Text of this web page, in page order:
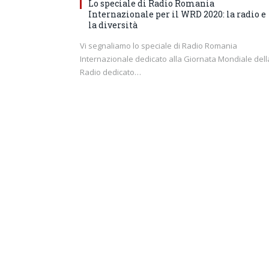
Lo speciale di Radio Romania
Internazionale per il WRD 2020: la radio e
la diversità
Vi segnaliamo lo speciale di Radio Romania
Internazionale dedicato alla Giornata Mondiale
Radio dedicato…